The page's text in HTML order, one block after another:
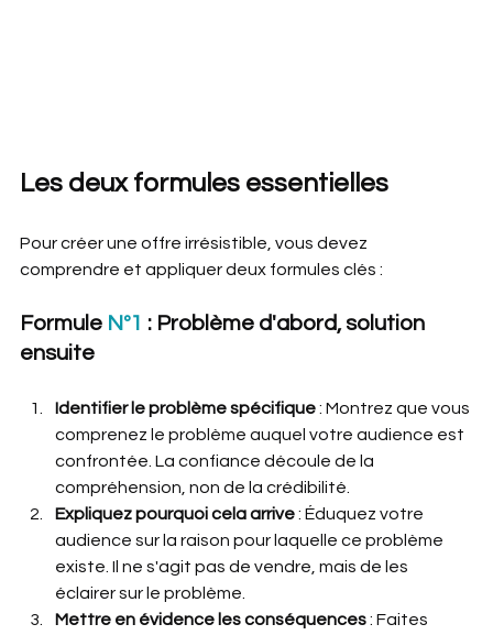
Les deux formules essentielles
Pour créer une offre irrésistible, vous devez
comprendre et appliquer deux formules clés :
Formule Nº1 : Problème d'abord, solution
ensuite
Identifier le problème spécifique : Montrez que vous
comprenez le problème auquel votre audience est
confrontée. La confiance découle de la
compréhension, non de la crédibilité.
Expliquez pourquoi cela arrive : Éduquez votre
audience sur la raison pour laquelle ce problème
existe. Il ne s'agit pas de vendre, mais de les
éclairer sur le problème.
Mettre en évidence les conséquences : Faites